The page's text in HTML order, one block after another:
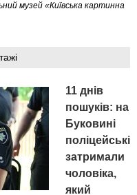
музей «Київська картинна
11 днів
пошуків: на
Буковині
поліцейські
затримали
чоловіка,
який